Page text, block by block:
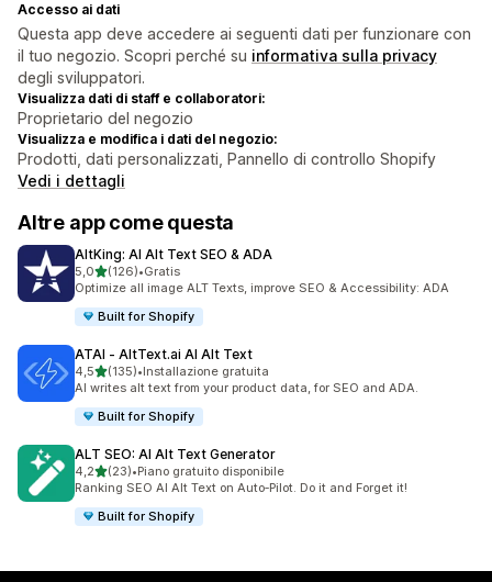
Accesso ai dati
Questa app deve accedere ai seguenti dati per funzionare con
il tuo negozio. Scopri perché su informativa sulla privacy
degli sviluppatori.
Visualizza dati di staff e collaboratori:
Proprietario del negozio
Visualizza e modifica i dati del negozio:
Prodotti, dati personalizzati, Pannello di controllo Shopify
Vedi i dettagli
Altre app come questa
AltKing: AI Alt Text SEO & ADA
5,0stelle su 5
(126)
126 recensioni totali
•Gratis
Optimize all image ALT Texts, improve SEO & Accessibility: ADA
Built for Shopify
ATAI ‑ AltText.ai AI Alt Text
4,5stelle su 5
(135)
135 recensioni totali
•Installazione gratuita
AI writes alt text from your product data, for SEO and ADA.
Built for Shopify
ALT SEO: AI Alt Text Generator
4,2stelle su 5
(23)
23 recensioni totali
•Piano gratuito disponibile
Ranking SEO AI Alt Text on Auto‑Pilot. Do it and Forget it!
Built for Shopify